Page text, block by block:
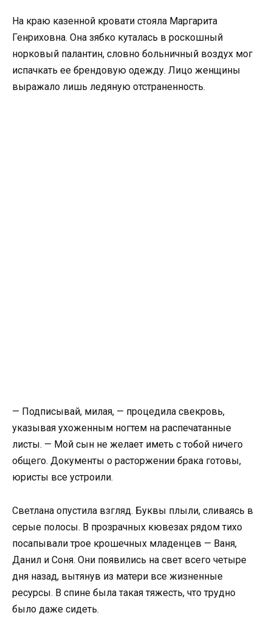
На краю казенной кровати стояла Маргарита
Генриховна. Она зябко куталась в роскошный
норковый палантин, словно больничный воздух мог
испачкать ее брендовую одежду. Лицо женщины
выражало лишь ледяную отстраненность.
— Подписывай, милая, — процедила свекровь,
указывая ухоженным ногтем на распечатанные
листы. — Мой сын не желает иметь с тобой ничего
общего. Документы о расторжении брака готовы,
юристы все устроили.
Светлана опустила взгляд. Буквы плыли, сливаясь в
серые полосы. В прозрачных кювезах рядом тихо
посапывали трое крошечных младенцев — Ваня,
Данил и Соня. Они появились на свет всего четыре
дня назад, вытянув из матери все жизненные
ресурсы. В спине была такая тяжесть, что трудно
было даже сидеть.